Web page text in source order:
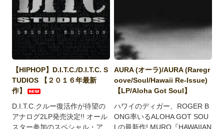
【HIPHOP】D.I.T.C./D.I.T.C. S
TUDIOS 【２０１６年最新
作】
D.I.T.C.クルー復活作が待望の
アナログ2LP発売決定!! オール
スター参加のスペシャル・ア
AURA (オーラ)/AURA (Raregr
oove/Soul/Hawaii Re-Issue)
【LP/Aloha Got Soul】
ハワイのディガー、ROGER B
ONG率いるALOHA GOT SOU
Lの最新作! MURO『HAWAIIAN